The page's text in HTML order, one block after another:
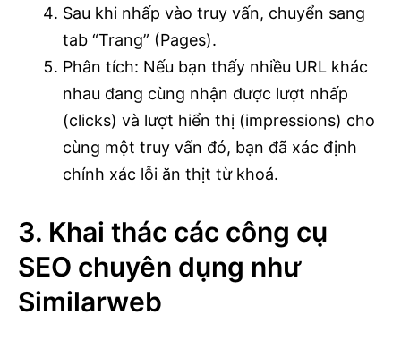
Sau khi nhấp vào truy vấn, chuyển sang
tab “Trang” (Pages).
Phân tích: Nếu bạn thấy nhiều URL khác
nhau đang cùng nhận được lượt nhấp
(clicks) và lượt hiển thị (impressions) cho
cùng một truy vấn đó, bạn đã xác định
chính xác lỗi ăn thịt từ khoá.
3. Khai thác các công cụ
SEO chuyên dụng như
Similarweb